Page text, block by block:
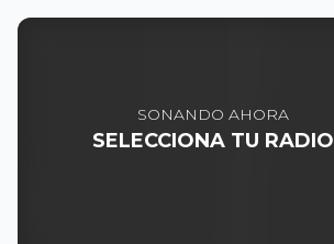
SONANDO AHORA
SELECCIONA TU RADIO